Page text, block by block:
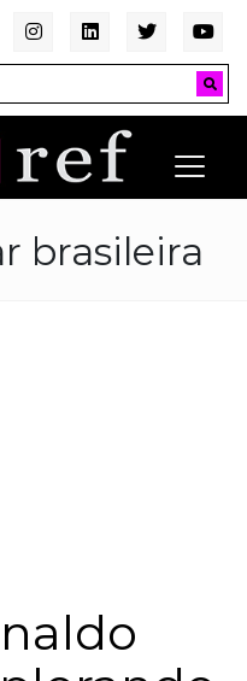
brasileira